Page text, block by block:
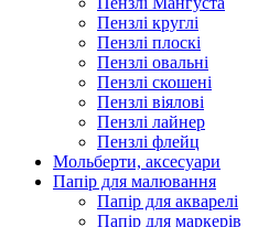
Пензлі круглі
Пензлі плоскі
Пензлі овальні
Пензлі скошені
Пензлі віялові
Пензлі лайнер
Пензлі флейц
Мольберти, аксесуари
Папір для малювання
Папір для акварелі
Папір для маркерів